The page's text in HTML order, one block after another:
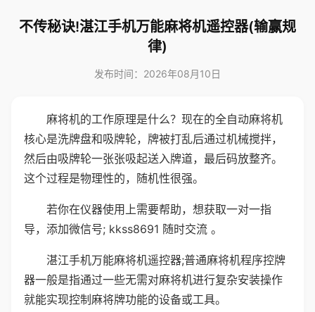
不传秘诀!湛江手机万能麻将机遥控器(输赢规
律)
发布时间：2026年08月10日
麻将机的工作原理是什么？现在的全自动麻将机
核心是洗牌盘和吸牌轮，牌被打乱后通过机械搅拌，
然后由吸牌轮一张张吸起送入牌道，最后码放整齐。
这个过程是物理性的，随机性很强。
若你在仪器使用上需要帮助，想获取一对一指
导，添加微信号; kkss8691 随时交流 。
湛江手机万能麻将机遥控器;普通麻将机程序控牌
器一般是指通过一些无需对麻将机进行复杂安装操作
就能实现控制麻将牌功能的设备或工具。